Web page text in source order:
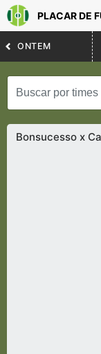
PLACAR DE
ONTEM
Bonsucesso x